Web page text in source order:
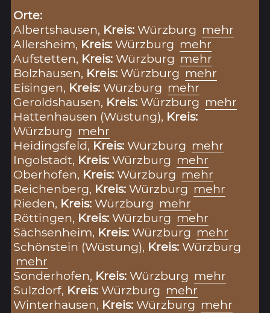
Orte:
Albertshausen, Kreis:Würzburg mehr
Allersheim, Kreis:Würzburg mehr
Aufstetten, Kreis:Würzburg mehr
Bolzhausen, Kreis:Würzburg mehr
Eisingen, Kreis:Würzburg mehr
Geroldshausen, Kreis:Würzburg mehr
Hattenhausen (Wüstung), Kreis:
Würzburg mehr
Heidingsfeld, Kreis:Würzburg mehr
Ingolstadt, Kreis:Würzburg mehr
Oberhofen, Kreis:Würzburg mehr
Reichenberg, Kreis:Würzburg mehr
Rieden, Kreis:Würzburg mehr
Röttingen, Kreis:Würzburg mehr
Sächsenheim, Kreis:Würzburg mehr
Schönstein (Wüstung), Kreis:Würzburg
mehr
Sonderhofen, Kreis:Würzburg mehr
Sulzdorf, Kreis:Würzburg mehr
Winterhausen, Kreis:Würzburg mehr